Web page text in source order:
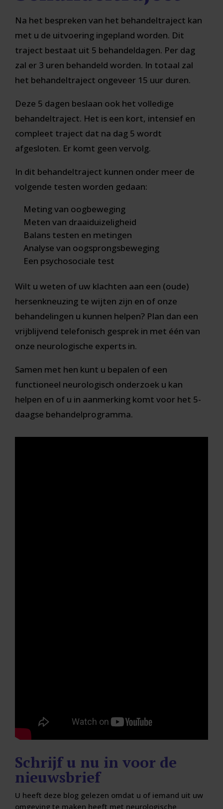
Na het bespreken van het behandeltraject kan
met u de uitvoering ingepland worden. Dit
traject bestaat uit 5 behandeldagen. Per dag
zal er 3 uren behandeld worden. In totaal zal
het behandeltraject ongeveer 15 uur duren.
Deze 5 dagen beslaan ook het volledige
behandeltraject. Het is een kort, intensief en
compleet traject dat na dag 5 wordt
afgesloten. Er komt geen vervolg.
In dit behandeltraject kunnen onder meer de
volgende testen worden gedaan:
Meting van oogbeweging
Meten van draaiduizeligheid
Balans testen en metingen
Analyse van oogsprongsbeweging
Een psychosociale test
Wilt u weten of uw klachten aan een (oude)
hersenkneuzing te wijten zijn en of onze
behandelingen u kunnen helpen? Plan dan een
vrijblijvend telefonisch gesprek in met één van
onze neurologische experts in.
Samen met hen kunt u bepalen of een
functioneel neurologisch onderzoek u kan
helpen en of u in aanmerking komt voor het 5-
daagse behandelprogramma.
Schrijf u nu in voor de
nieuwsbrief
U heeft deze blog gelezen omdat u of iemand uit uw
omgeving te maken heeft met neurologische